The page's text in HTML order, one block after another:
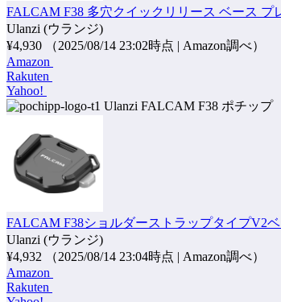
FALCAM F38 多穴クイックリリース ベース プ
Ulanzi (ウランジ)
¥4,930
（2025/08/14 23:02時点 | Amazon調べ）
Amazon
Rakuten
Yahoo!
ポチップ
FALCAM F38ショルダーストラップタイプV2
Ulanzi (ウランジ)
¥4,932
（2025/08/14 23:04時点 | Amazon調べ）
Amazon
Rakuten